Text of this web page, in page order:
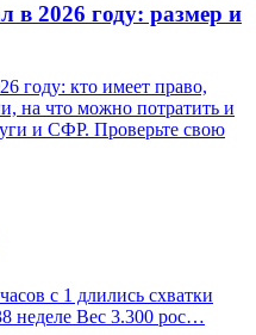
в 2026 году: размер и
году: кто имеет право,
на что можно потратить и
и СФР. Проверьте свою
с 1 длились схватки
неделе Вес 3.300 рос…